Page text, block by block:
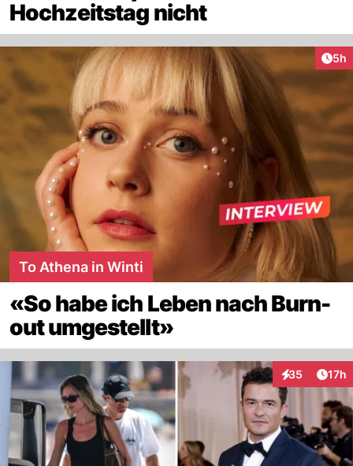
Hochzeitstag nicht
5h
To Athena in Winti
«So habe ich Leben nach Burn-
out umgestellt»
35
Interaktionen
17h